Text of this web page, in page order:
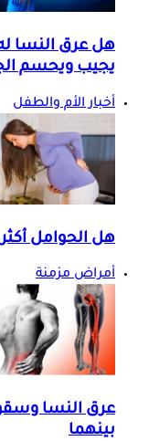
هل عرق النسا
يجيب ويحسم
أخبار الأم والطفل
هل الحوامل
أمراض مزمنة
عرق النسا
بينهما